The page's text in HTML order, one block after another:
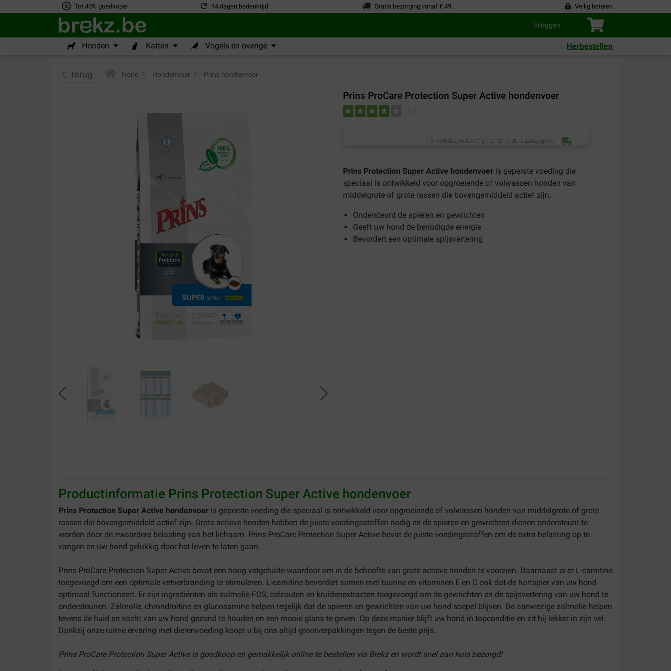
Tot 40% goedkoper 14 dagen bedenktijd Gratis bezorging vanaf € 49 Veilig betalen
Inloggen
Honden Katten Vogels en overige Herbestellen
terug Hond Hondenvoer Prins hondenvoer
Prins ProCare Protection Super Active hondenvoer
1-3 werkdagen levertijd, tenzij anders aangegeven
Prins Protection Super Active hondenvoer is geperste voeding die
speciaal is ontwikkeld voor opgroeiende of volwassen honden van
middelgrote of grote rassen die bovengemiddeld actief zijn.
Ondersteunt de spieren en gewrichten
Geeft uw hond de benodigde energie
Bevordert een optimale spijsvertering
Productinformatie Prins Protection Super Active hondenvoer
Prins Protection Super Active hondenvoer is geperste voeding die speciaal is ontwikkeld voor opgroeiende of volwassen honden van middelgrote of grote
rassen die bovengemiddeld actief zijn. Grote actieve honden hebben de juiste voedingsstoffen nodig en de spieren en gewrichten dienen ondersteunt te
worden door de zwaardere belasting van het lichaam. Prins ProCare Protection Super Active bevat de juiste voedingsstoffen om de extra belasting op te
vangen en uw hond gelukkig door het leven te laten gaan.
Prins ProCare Protection Super Active bevat een hoog vetgehalte waardoor om in de behoefte van grote actieve honden te voorzien. Daarnaast is er L-carnitine
toegevoegd om een optimale vetverbranding te stimuleren. L-carnitine bevordert samen met taurine en vitaminen E en C ook dat de hartspier van uw hond
optimaal functioneert. Er zijn ingrediënten als zalmolie FOS, celzouten en kruidenextracten toegevoegd om de gewrichten en de spijsvertering van uw hond te
ondersteunen. Zalmolie, chrondroïtine en glucosamine helpen tegelijk dat de spieren en gewrichten van uw hond soepel blijven. De aanwezige zalmolie helpen
tevens de huid en vacht van uw hond gezond te houden en een mooie glans te geven. Op deze manier blijft uw hond in topconditie en zit hij lekker in zijn vel.
Dankzij onze ruime ervaring met dierenvoeding koopt u bij ons altijd grootverpakkingen tegen de beste prijs.
Prins ProCare Protection Super Active is goedkoop en gemakkelijk online te bestellen via Brekz en wordt snel aan huis bezorgd!